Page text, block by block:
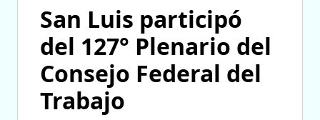
San Luis participó
del 127° Plenario del
Consejo Federal del
Trabajo